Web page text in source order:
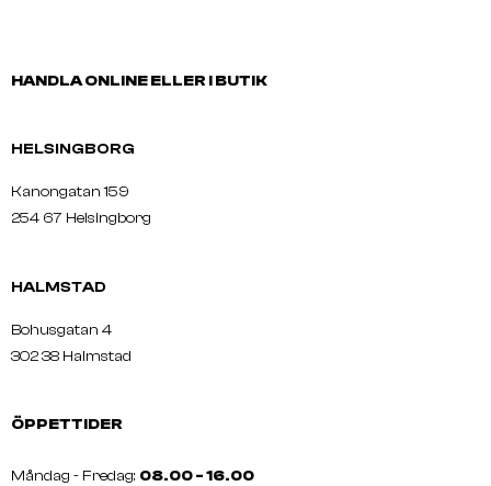
HANDLA ONLINE ELLER I BUTIK
HELSINGBORG
Kanongatan 159
254 67 Helsingborg
HALMSTAD
Bohusgatan 4
302 38 Halmstad
ÖPPETTIDER
Måndag - Fredag: 08.00 - 16.00